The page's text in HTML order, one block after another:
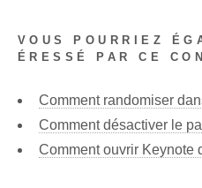
VOUS POURRIEZ
ÉRESSÉ PAR CE
Comment randomiser
Comment désactiver le
Comment ouvrir Keynote